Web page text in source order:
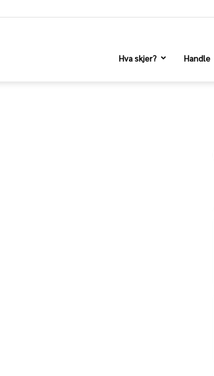
Hva skjer? Handle